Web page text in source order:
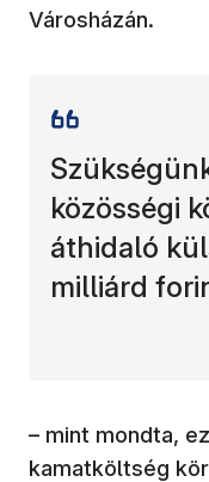
Városházán.
közösségi
áthidaló
milliárd
– mint mondta,
kamatköltség